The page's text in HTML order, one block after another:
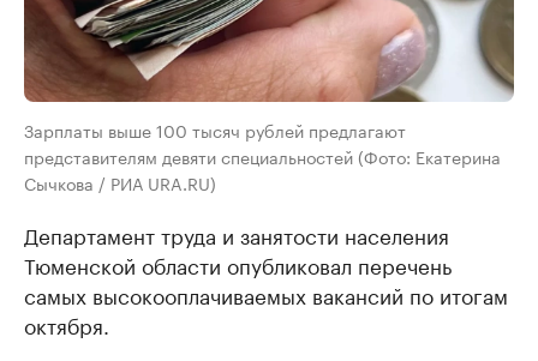
Зарплаты выше 100 тысяч рублей предлагают
представителям девяти специальностей (Фото: Екатерина
Сычкова / РИА URA.RU)
Департамент труда и занятости населения
Тюменской области опубликовал перечень
самых высокооплачиваемых вакансий по итогам
октября.